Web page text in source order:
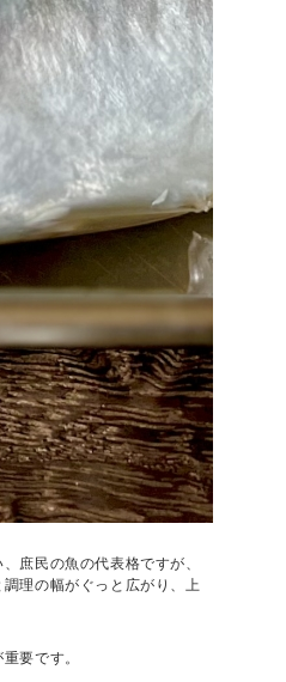
庶民の魚の代表格ですが、
理の幅がぐっと広がり、上
要です。